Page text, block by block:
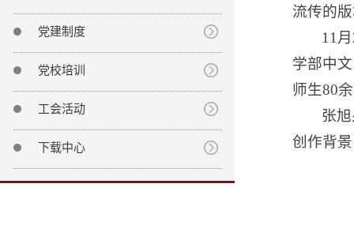
党建制度
党校培训
工会活动
下载中心
流传的
11
学部中
师生80
张
创作背